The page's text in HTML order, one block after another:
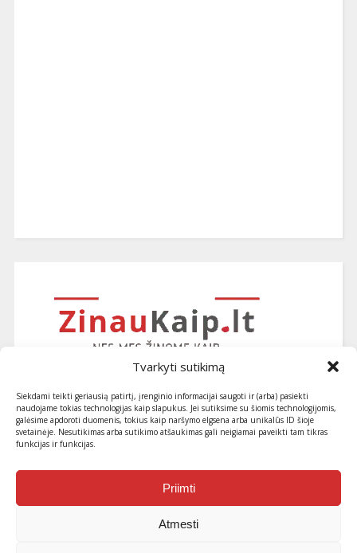
Tvarkyti sutikimą
Siekdami teikti geriausią patirtį, įrenginio informacijai saugoti ir (arba) pasiekti
naudojame tokias technologijas kaip slapukus. Jei sutiksime su šiomis technologijomis,
galėsime apdoroti duomenis, tokius kaip naršymo elgsena arba unikalūs ID šioje
svetainėje. Nesutikimas arba sutikimo atšaukimas gali neigiamai paveikti tam tikras
funkcijas ir funkcijas.
Priimti
Atmesti
Užsiprenumeruokite naujausius
straipsnius ir patarimus